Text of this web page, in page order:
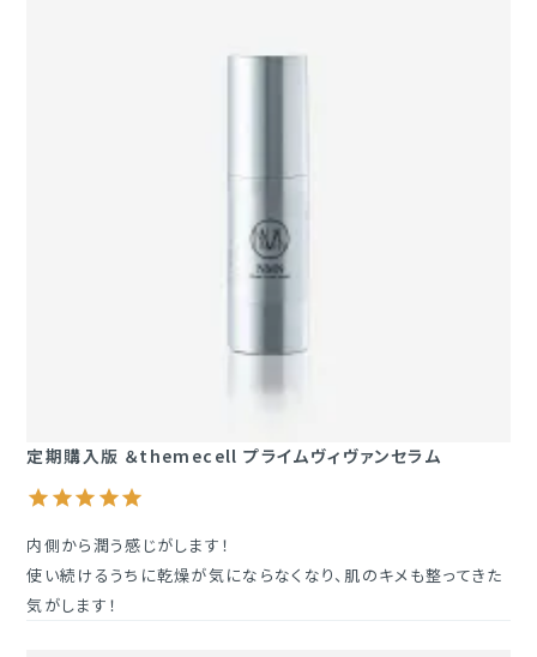
定期購入版 ＆themecell プライムヴィヴァンセラム
内側から潤う感じがします！
使い続けるうちに乾燥が気にならなくなり、肌のキメも整ってきた
気がします！